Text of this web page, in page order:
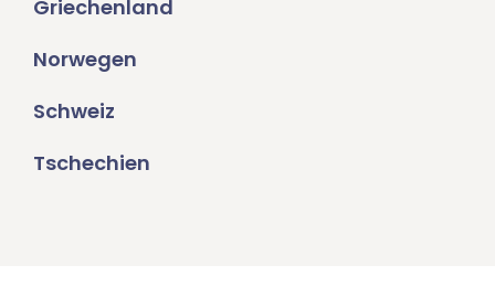
Griechenland
Norwegen
Schweiz
Tschechien